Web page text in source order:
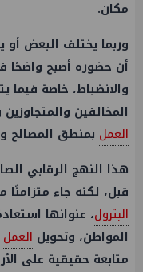
مكان.
وربما يختلف البعض
أن حضوره أصبح واضحًا
والانضباط، خاصة
المخالفين
العمل بمنطق المصالح
هذا النهج الرقابي
قبل، لكنه جاء
البترول، عنوانها
المواطن، وتحويل العمل
متابعة حقيقية على